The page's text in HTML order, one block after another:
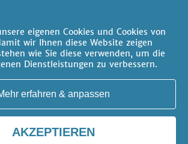
ImpressumKontaktCookie-Einstellungen
eigenen Cookies und Cookies von
wir Ihnen diese Website zeigen
wie Sie diese verwenden, um die
Dienstleistungen zu verbessern.
AKZEPTIEREN
erfahren & anpassen